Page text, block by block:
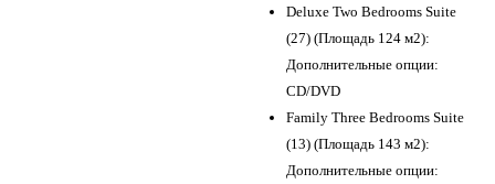
Deluxe Two Bedrooms Suite
(27) (Площадь 124 м2):
Дополнительные опции:
CD/DVD
Family Three Bedrooms Suite
(13) (Площадь 143 м2):
Дополнительные опции: